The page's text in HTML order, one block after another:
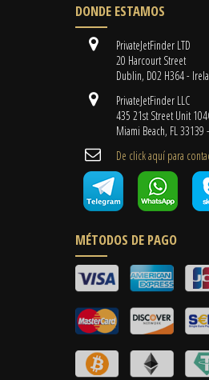
DONDE ESTAMOS
PrivateJetFinder LTD
20 Harcourt Street
Dublin, D02 H364 -
PrivateJetFinder LLC
435 21st Street Unit
Miami Beach, FL 33139
De click aquí para
MÉTODOS DE PAGO